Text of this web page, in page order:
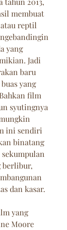
membuat
reptil
yang
Jadi
baru
yang
film
syutingnya
ini sendiri
binatang
sekumpulan
berlibur,
dan kasar.
yang
Moore